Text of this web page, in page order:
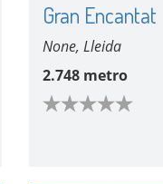
Gran Encantat
None, Lleida
2.748 metro